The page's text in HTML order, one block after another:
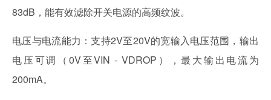
83dB，能有效滤除开关电源的高频纹波。
电压与电流能力：支持2V至20V的宽输入电压范围，输出
电压可调（0V至VIN - VDROP），最大输出电流为
200mA。